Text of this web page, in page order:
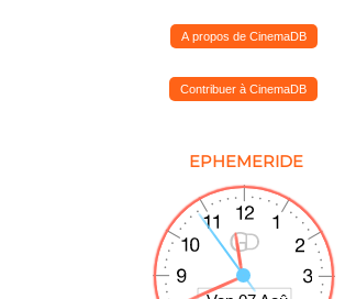
A propos de CinemaDB
Contribuer à CinemaDB
EPHEMERIDE